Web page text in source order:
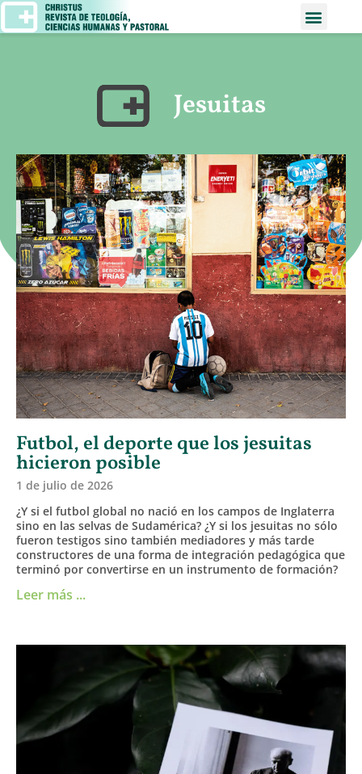
Jesuitas
Futbol, el deporte que los jesuitas
hicieron posible
1 de julio de 2026
¿Y si el futbol global no nació en los campos de Inglaterra
sino en las selvas de Sudamérica? ¿Y si los jesuitas no sólo
fueron testigos sino también mediadores y más tarde
constructores de una forma de integración pedagógica que
terminó por convertirse en un instrumento de formación?
Leer más ...